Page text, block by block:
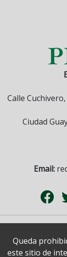
Calle
Ciudad
Email:
Queda
este sitio de